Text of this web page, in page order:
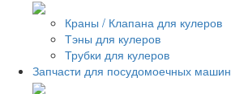
Краны / Клапана для кулеров
Тэны для кулеров
Трубки для кулеров
Запчасти для посудомоечных машин